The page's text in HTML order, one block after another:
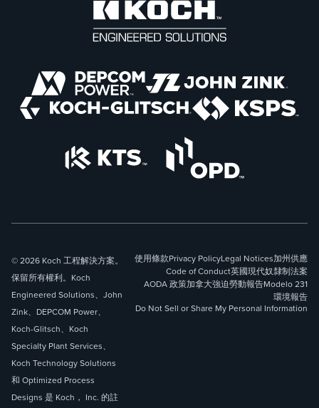
© 2026 Koch 工程解決方案。
保留所有權利。Koch
Engineered Solutions、John
Zink、DEPCOM Power、
Koch-Glitsch、Koch
Specialty Plant Services、
Koch Technology Solutions
和 Optimized Process
Designs 是 Koch， Inc. 的註
使用條款Privacy PolicyLegal Notices加州供應
Code of Conduct英國現代奴隸制法案
AODA 政策加拿大強迫勞動報告Modelo 231
環境報告
Do Not Sell or Share My Personal Information